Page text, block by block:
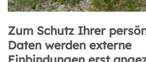
Zum Schutz Ihrer
Daten werden externe